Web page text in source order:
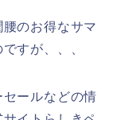
のお得なサマ
すが、、、
ールなどの情